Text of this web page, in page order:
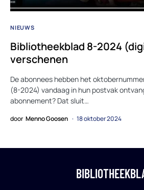
NIEUWS
Bibliotheekblad 8-2024
verschenen
De abonnees hebben het
(8-2024) vandaag in hun postvak
abonnement? Dat sluit…
door Menno Goosen 18 oktober 2024